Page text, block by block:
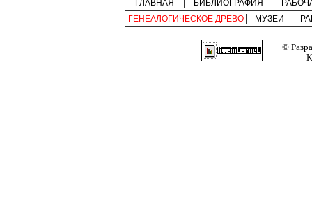
ГЛАВНАЯ БИБЛИОГРАФИЯ
ГЕНЕАЛОГИЧЕСКОЕ ДРЕВО
МУЗЕИ
©